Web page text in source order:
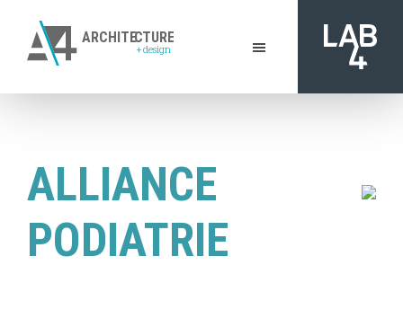
main
+design
ARCHITECTURE
Architecture
Gatineau
réalisation
ALLIANCE
PODIATRIE